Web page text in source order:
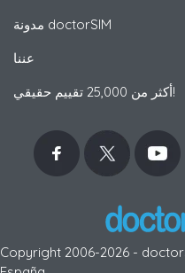
مدونة doctorSIM
عننا
أكثر من 25,000 تقييم حقيقي!
Copyright 2006-2026 -